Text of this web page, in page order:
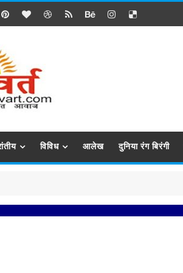
विविध आलेख दुनिया रंग बिरंगी